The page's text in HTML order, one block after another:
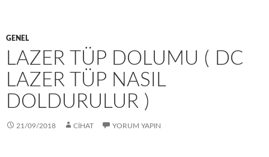
GENEL
LAZER TÜP DOLUMU ( DC
LAZER TÜP NASIL
DOLDURULUR )
21/09/2018 CIHAT YORUM YAPIN